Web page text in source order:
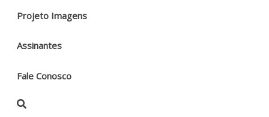
Projeto Imagens
Assinantes
Fale Conosco